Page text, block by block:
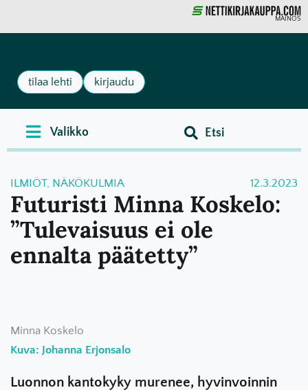
MAINOS
tilaa lehti kirjaudu
ILMIÖT, NÄKÖKULMIA 12.3.2023
Futuristi Minna Koskelo:
”Tulevaisuus ei ole
ennalta päätetty”
Minna Koskelo
Kuva: Johanna Erjonsalo
Luonnon kantokyky murenee, hyvinvoinnin